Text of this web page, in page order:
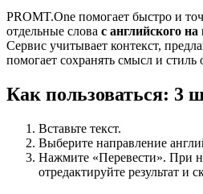
PROMT.One помогает быстро и
отдельные слова с английского
Сервис учитывает контекст,
помогает сохранять смысл и стиль
Как пользоваться: 3
Вставьте текст.
Выберите направление
Нажмите «Перевести». При
отредактируйте результат и